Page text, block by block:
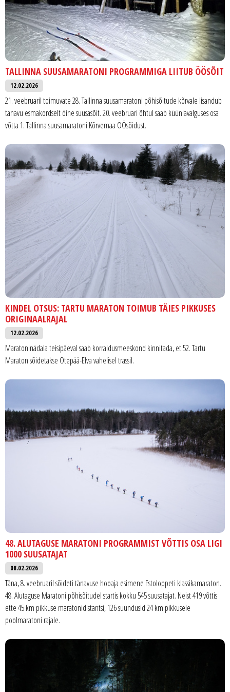
TALLINNA SUUSAMARATONI PROGRAMMIGA LIITUB ÖÖSÕIT
12.02.2026
21. veebruaril toimuvate 28. Tallinna suusamaratoni põhisõitude kõrvale lisandub
tänavu esmakordselt öine suusasõit. 20. veebruari õhtul saab küünlavalguses osa
võtta 1. Tallinna suusamaratoni Kõrvemaa ÖÖsõidust.
KINDEL OTSUS: TARTU MARATON TOIMUB TÄIES PIKKUSES
ORIGINAALRAJAL
12.02.2026
Maratoninädala teisipäeval saab korraldusmeeskond kinnitada, et 52. Tartu
Maraton sõidetakse Otepää-Elva vahelisel trassil.
48. ALUTAGUSE MARATONI PROGRAMMIST VÕTTIS OSA LIGI
1000 SUUSATAJAT
08.02.2026
Täna, 8. veebruaril sõideti tänavuse hooaja esimene Estoloppeti klassikamaraton.
48. Alutaguse Maratoni põhisõitudel startis kokku 545 suusatajat. Neist 419 võttis
ette 45 km pikkuse maratonidistantsi, 126 suundusid 24 km pikkusele
poolmaratoni rajale.